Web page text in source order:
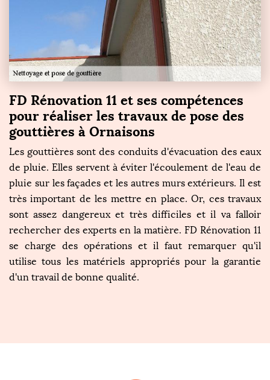
FD Rénovation 11 et ses compétences
pour réaliser les travaux de pose des
gouttières à Ornaisons
Les gouttières sont des conduits d'évacuation des eaux
de pluie. Elles servent à éviter l'écoulement de l'eau de
pluie sur les façades et les autres murs extérieurs. Il est
très important de les mettre en place. Or, ces travaux
sont assez dangereux et très difficiles et il va falloir
rechercher des experts en la matière. FD Rénovation 11
se charge des opérations et il faut remarquer qu'il
utilise tous les matériels appropriés pour la garantie
d'un travail de bonne qualité.